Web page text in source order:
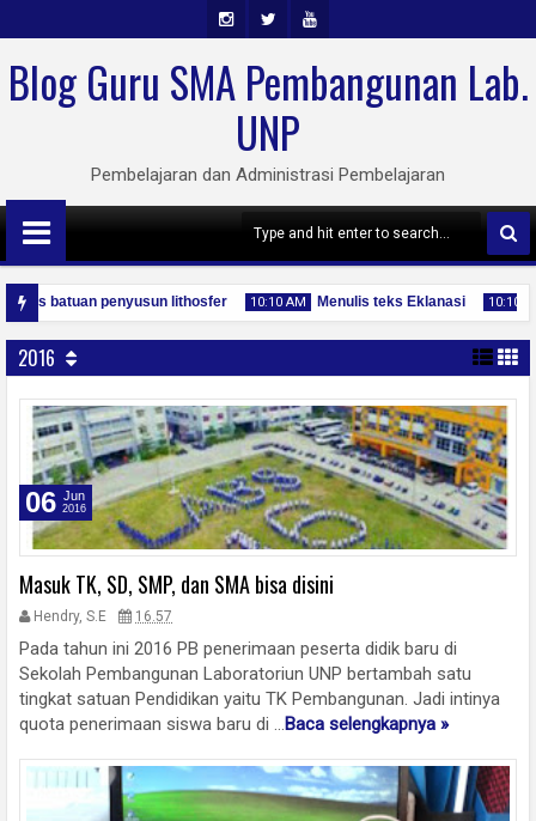
Gra
Ter
Ube
Blog Guru SMA Pembangunan Lab.
UNP
Pembelajaran dan Administrasi Pembelajaran
jenis batuan penyusun lithosfer 10:10 AM
04 Jan
2020
Menulis teks Eklanasi 10:10 AM
04
yang Menyenangkan
2016
Masuk TK, SD, SMP, dan SMA bisa disini
Hendry, S.E 16.57
Pada tahun ini 2016 PB penerimaan peserta didik baru di
Sekolah Pembangunan Laboratoriun UNP bertambah satu
tingkat satuan Pendidikan yaitu TK Pembangunan. Jadi intinya
quota penerimaan siswa baru di ...Baca selengkapnya »
06 Jun
2016